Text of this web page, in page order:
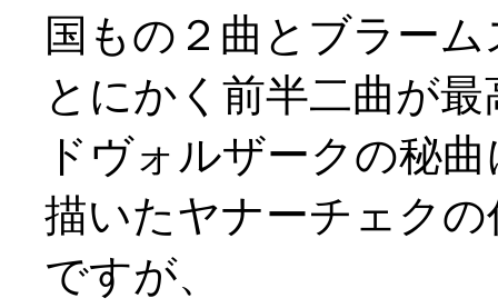
国もの２曲とブラーム
とにかく前半二曲が
ドヴォルザークの秘
描いたヤナーチェク
ですが、